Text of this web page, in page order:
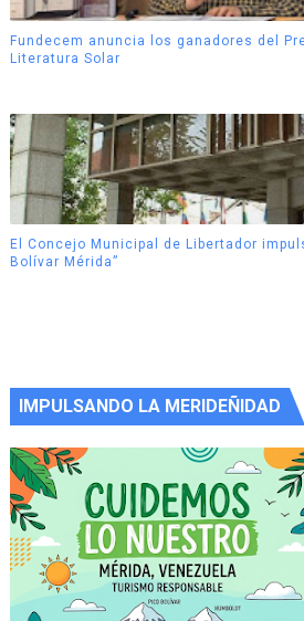
Fundecem anuncia los ganadores del
Literatura Solar
El Concejo Municipal de Libertador
Bolívar Mérida”
IMPULSANDO LA MERIDEÑIDAD